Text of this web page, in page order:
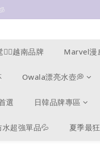
部
❤️‍🔥越南品牌 Marvel漫
Owala漂亮水壺💭
選 日韓品牌專區
水超強單品💦 夏季最